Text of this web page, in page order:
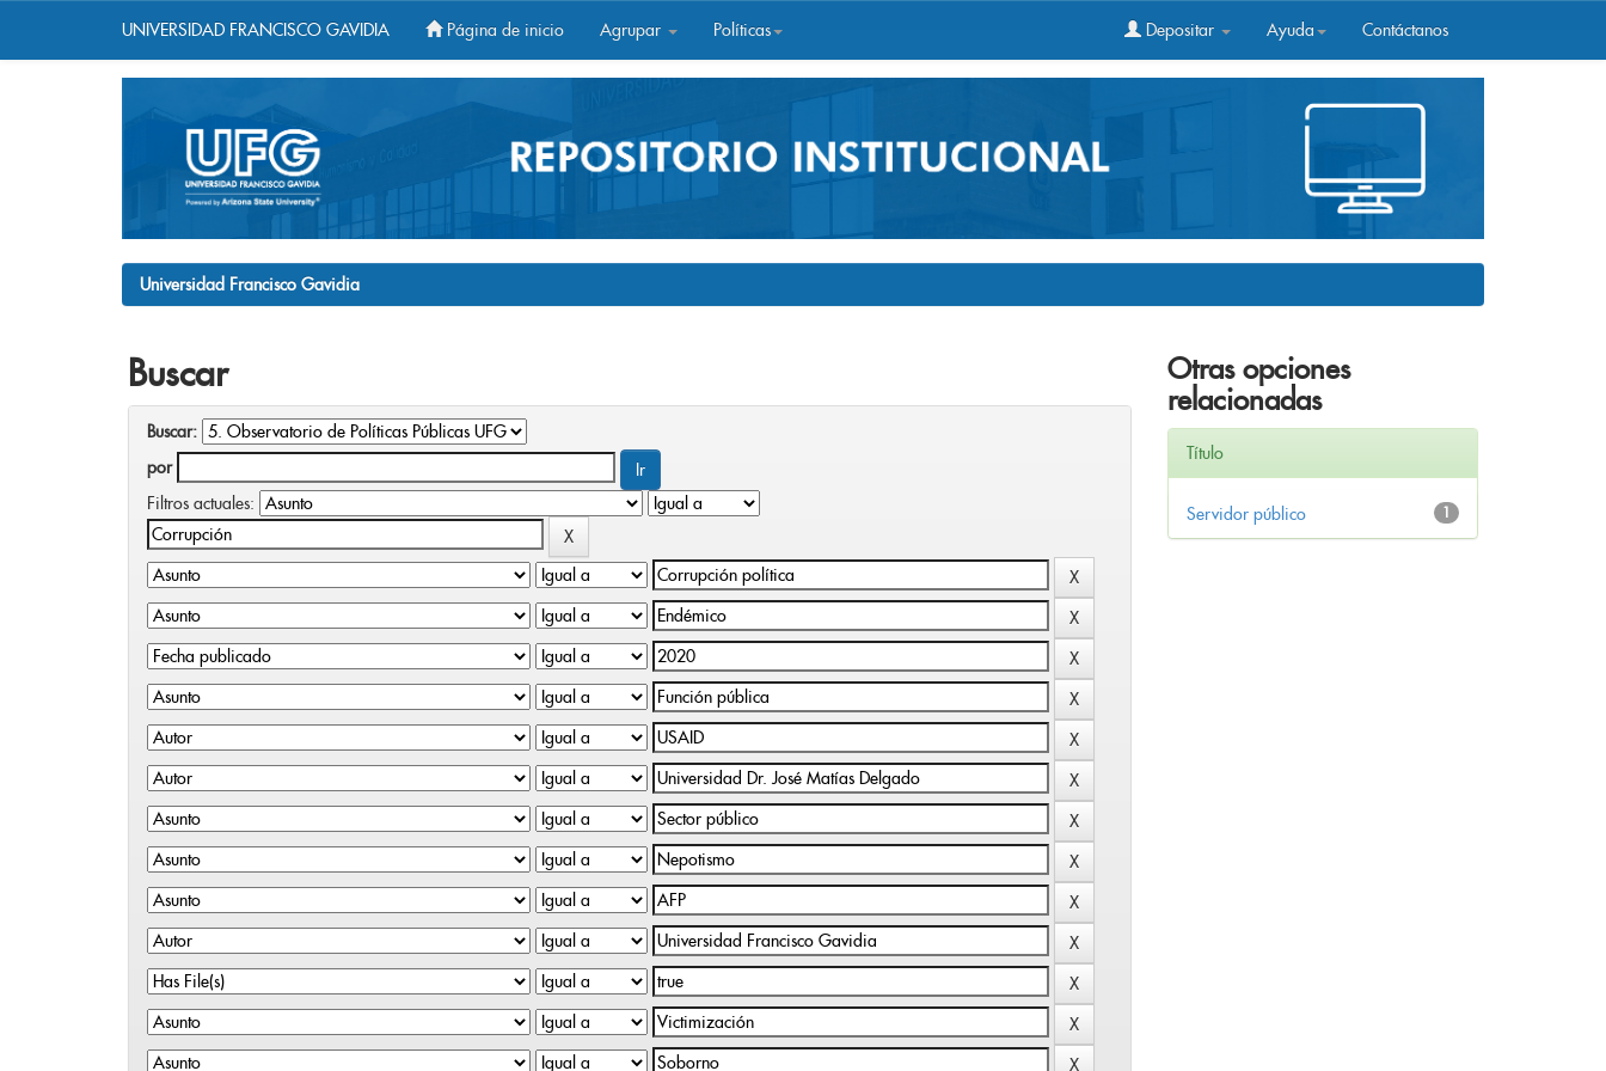
UNIVERSIDAD FRANCISCO GAVIDIA Página de inicio Agrupar Políticas Depositar Ayuda Contáctanos
Universidad Francisco Gavidia
Buscar
Buscar:
por
Filtros actuales:
Otras opciones
relacionadas
Título
1
Servidor público